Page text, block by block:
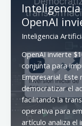
Colombia
OpenAI
Inteligencia
OpenAI invierte
conjunta para
Empresarial.
democratizar el
facilitando la
operativa para
artículo analiza el